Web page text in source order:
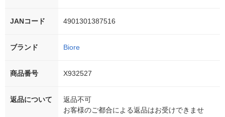
JANコード 4901301387516
ブランド Biore
商品番号 X932527
返品について
返品不可
お客様のご都合による返品はお受けできませ